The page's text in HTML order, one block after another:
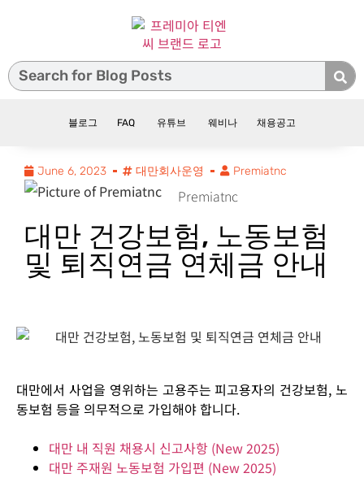
블로그 FAQ 유튜브 웨비나 채용공고
June 6, 2023 대만회사운영 Premiatnc
Premiatnc
대만 건강보험, 노동보험
및 퇴직연금 연체금 안내
대만에서 사업을 영위하는 고용주는 피고용자의 건강보험, 노
동보험 등을 의무적으로 가입해야 합니다.
대만 내 직원 채용시 신고사항 (New 2025)
대만 주재원 노동보험 가입편 (New 2025)